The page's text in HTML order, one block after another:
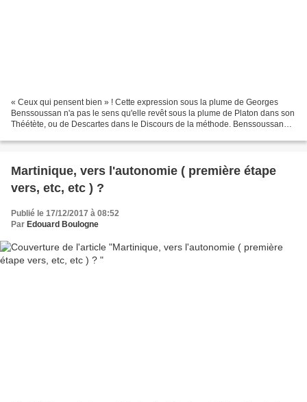
« Ceux qui pensent bien » ! Cette expression sous la plume de Georges
Benssoussan n'a pas le sens qu'elle revêt sous la plume de Platon dans son
Théétète, ou de Descartes dans le Discours de la méthode. Benssoussan
Martinique, vers l'autonomie ( première étape
vers, etc, etc ) ?
Publié le 17/12/2017 à 08:52
Par Edouard Boulogne